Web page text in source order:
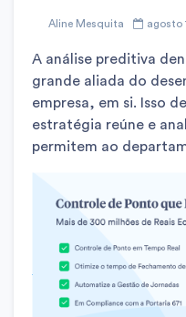
Aline Mesquita agosto
A análise preditiva
grande aliada do
empresa, em si. Isso
estratégia reúne e
permitem ao